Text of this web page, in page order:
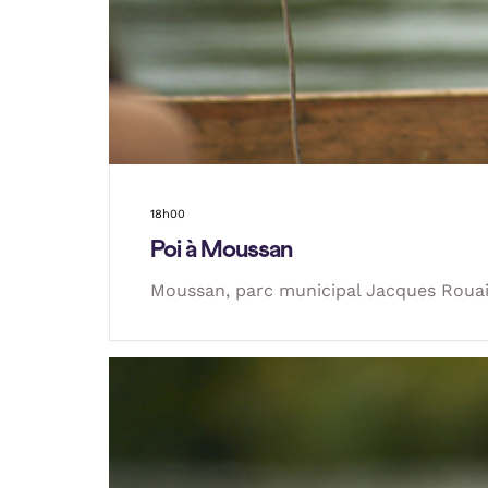
18h00
Poi à Moussan
Moussan, parc municipal Jacques